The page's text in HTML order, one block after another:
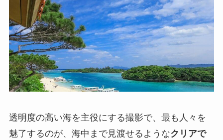
透明度の高い海を主役にする撮影で、最も人々を
魅了するのが、海中まで見渡せるようなクリアで